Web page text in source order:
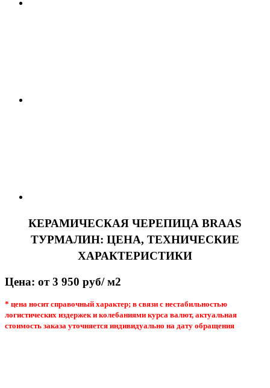
КЕРАМИЧЕСКАЯ ЧЕРЕПИЦА BRAAS
ТУРМАЛИН: ЦЕНА, ТЕХНИЧЕСКИЕ
ХАРАКТЕРИСТИКИ
Цена: от 3 950 руб/ м2
* цена носит справочный характер; в связи с нестабильностью
логистических издержек и колебаниями курса валют, актуальная
стоимость заказа уточняется индивидуально на дату обращения